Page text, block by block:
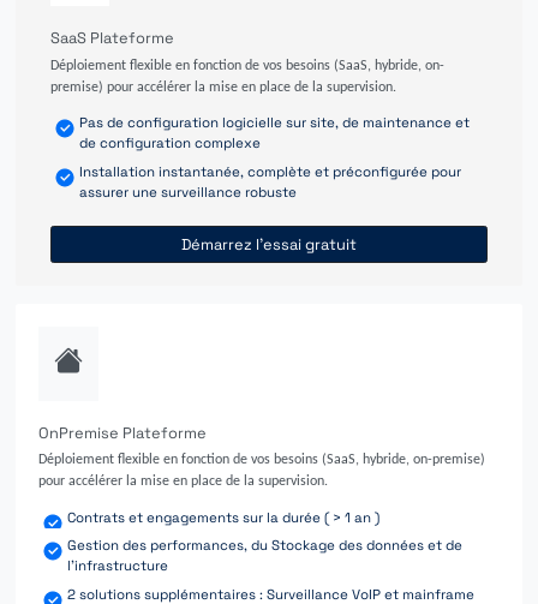
SaaS Plateforme
Déploiement flexible en fonction de vos besoins (SaaS, hybride, on-
premise) pour accélérer la mise en place de la supervision.
Pas de configuration logicielle sur site, de maintenance et
de configuration complexe
Installation instantanée, complète et préconfigurée pour
assurer une surveillance robuste
Démarrez l'essai gratuit
OnPremise Plateforme
Déploiement flexible en fonction de vos besoins (SaaS, hybride, on-premise)
pour accélérer la mise en place de la supervision.
Contrats et engagements sur la durée ( > 1 an )
Gestion des performances, du Stockage des données et de
l'infrastructure
2 solutions supplémentaires : Surveillance VoIP et mainframe